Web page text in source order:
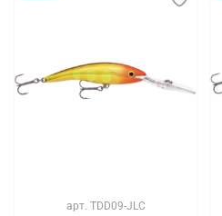
арт. TDD09-JLC